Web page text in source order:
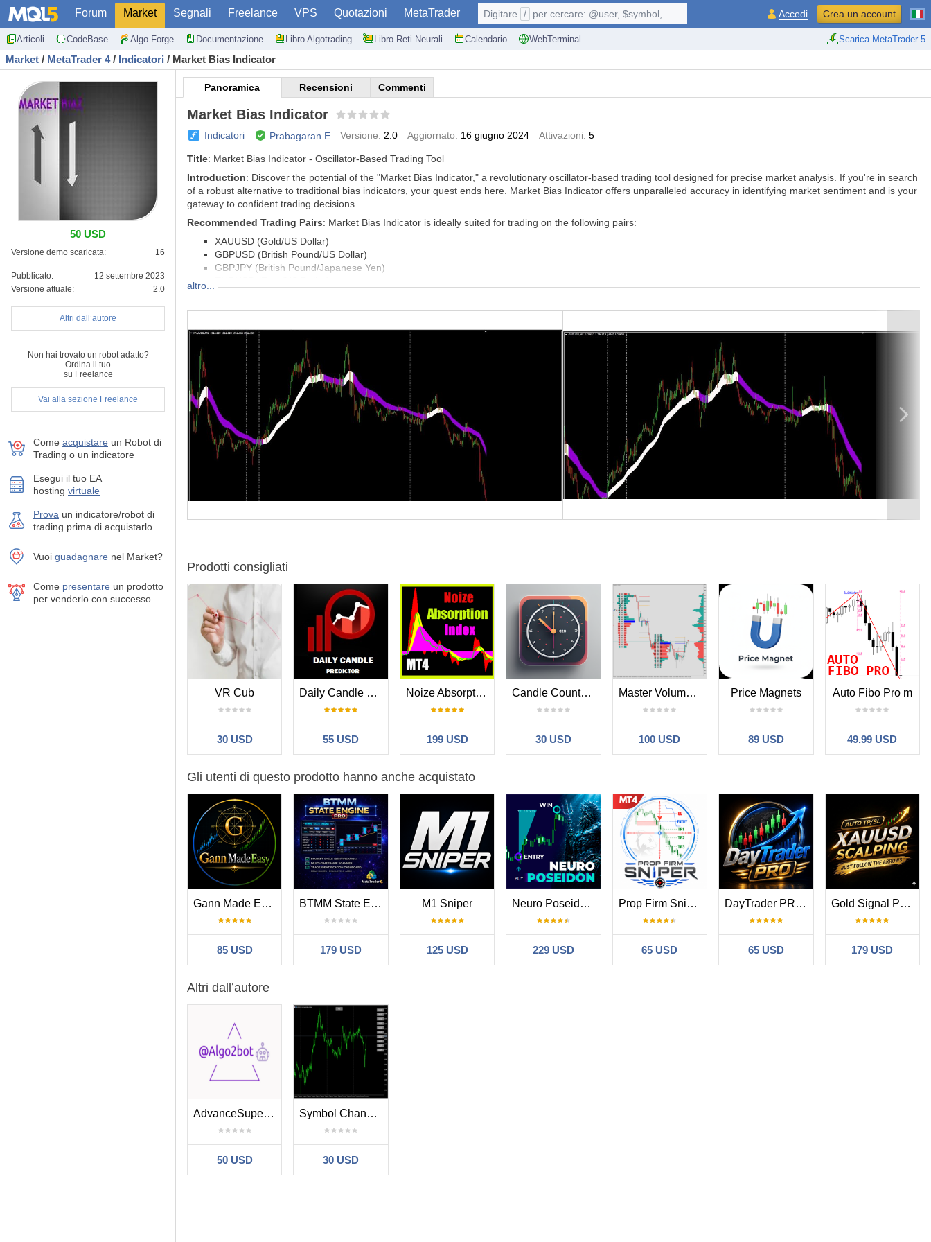
Forum Market Segnali Freelance VPS Quotazioni MetaTrader
Articoli CodeBase Algo Forge Documentazione Libro Algotrading Libro Reti Neurali Calendario WebTerminal Scarica MetaTrader 5
Digitare / per cercare: @user, $symbol, ... Accedi Crea un account
Market / MetaTrader 4 / Indicatori / Market Bias Indicator
50 USD
Versione demo scaricata: 16
Pubblicato:
12 settembre 2023
Versione attuale:
2.0
Altri dall’autore
Non hai trovato un robot adatto?
Ordina il tuo
su Freelance
Vai alla sezione Freelance
Come acquistare un Robot di
Trading o un indicatore
Esegui il tuo EA
hosting virtuale
Prova un indicatore/robot di
trading prima di acquistarlo
Vuoi guadagnare nel Market?
Come presentare un prodotto
per venderlo con successo
Panoramica Recensioni Commenti
Market Bias Indicator
Indicatori Prabagaran E Versione: 2.0 Aggiornato: 16 giugno 2024 Attivazioni: 5
Title: Market Bias Indicator - Oscillator-Based Trading Tool
Introduction: Discover the potential of the "Market Bias Indicator," a revolutionary oscillator-based trading tool designed for precise market analysis. If you're in search
of a robust alternative to traditional bias indicators, your quest ends here. Market Bias Indicator offers unparalleled accuracy in identifying market sentiment and is your
gateway to confident trading decisions.
Recommended Trading Pairs: Market Bias Indicator is ideally suited for trading on the following pairs:
XAUUSD (Gold/US Dollar)
GBPUSD (British Pound/US Dollar)
GBPJPY (British Pound/Japanese Yen)
altro...
Prodotti consigliati
VR Cub
30 USD
Daily Candle Predictor
55 USD
Noize Absorption Index MT4
199 USD
Candle Countdown With Alerts
30 USD
Master Volume profile
100 USD
Price Magnets
89 USD
Auto Fibo Pro m
49.99 USD
Gli utenti di questo prodotto hanno anche acquistato
Gann Made Easy
85 USD
BTMM State Engine Pro MT4
179 USD
M1 Sniper
125 USD
Neuro Poseidon MT4
229 USD
Prop Firm Sniper
65 USD
DayTrader PRO MT4
65 USD
Gold Signal Pro XAUUSD with Auto TP SL
179 USD
Altri dall’autore
AdvanceSuperTrend
50 USD
Symbol Changer Inside Frame
30 USD